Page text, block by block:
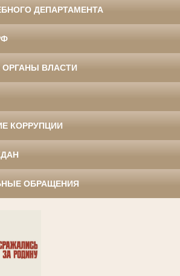
ДЕПАРТАМЕНТА
ВЛАСТИ
КОРРУПЦИИ
ОБРАЩЕНИЯ